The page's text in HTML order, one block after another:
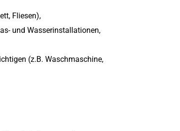
Fliesen),
und Wasserinstallationen,
(z.B. Waschmaschine,